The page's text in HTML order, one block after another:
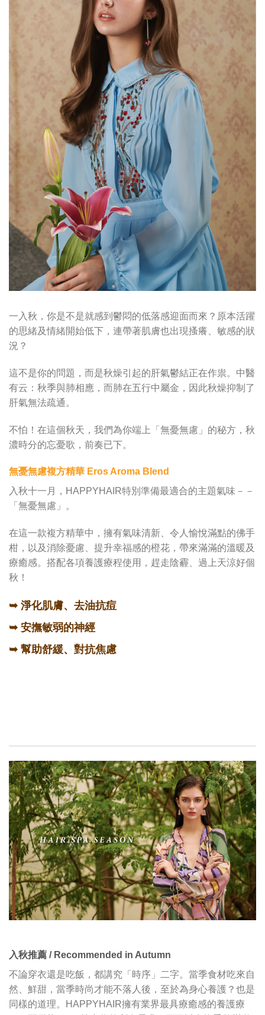
一入秋，你是不是就感到鬱悶的低落感迎面而來？原本活躍
的思緒及情緒開始低下，連帶著肌膚也出現搔癢、敏感的狀
況？
這不是你的問題，而是秋燥引起的肝氣鬱結正在作祟。中醫
有云：秋季與肺相應，而肺在五行中屬金，因此秋燥抑制了
肝氣無法疏通。
不怕！在這個秋天，我們為你端上「無憂無慮」的秘方，秋
濃時分的忘憂歌，前奏已下。
無憂無慮複方精華 Eros Aroma Blend
入秋十一月，HAPPYHAIR特別準備最適合的主題氣味－－
「無憂無慮」。
在這一款複方精華中，擁有氣味清新、令人愉悅滿點的佛手
柑，以及消除憂慮、提升幸福感的橙花，帶來滿滿的溫暖及
療癒感。搭配各項養護療程使用，趕走陰霾、過上天涼好個
秋！
➥ 淨化肌膚、去油抗痘
➥ 安撫敏弱的神經
➥ 幫助舒緩、對抗焦慮
入秋推薦 / Recommended in Autumn
不論穿衣還是吃飯，都講究「時序」二字。當季食材吃來自
然、鮮甜，當季時尚才能不落人後，至於為身心養護？也是
同樣的道理。HAPPYHAIR擁有業界最具療癒感的養護療